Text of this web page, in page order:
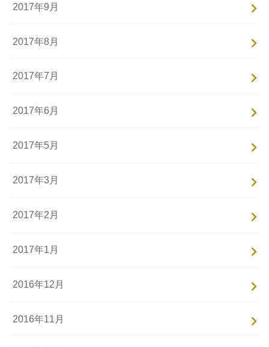
2017年9月
2017年8月
2017年7月
2017年6月
2017年5月
2017年3月
2017年2月
2017年1月
2016年12月
2016年11月